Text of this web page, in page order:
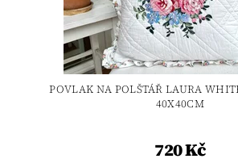
POVLAK NA POLŠTÁŘ LAURA
40X40CM
720 Kč